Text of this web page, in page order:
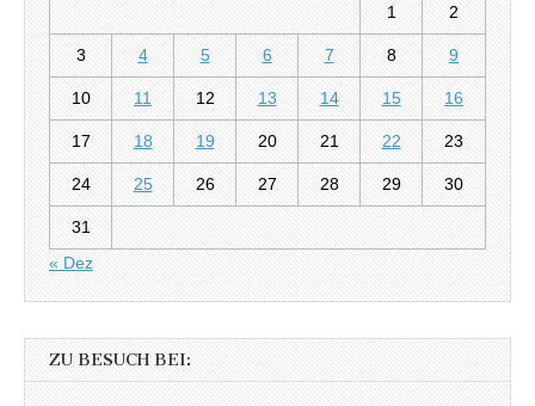
1 2
3 4 5 6 7 8 9
10 11 12 13 14 15 16
17 18 19 20 21 22 23
24 25 26 27 28 29 30
31
« Dez
ZU BESUCH BEI: